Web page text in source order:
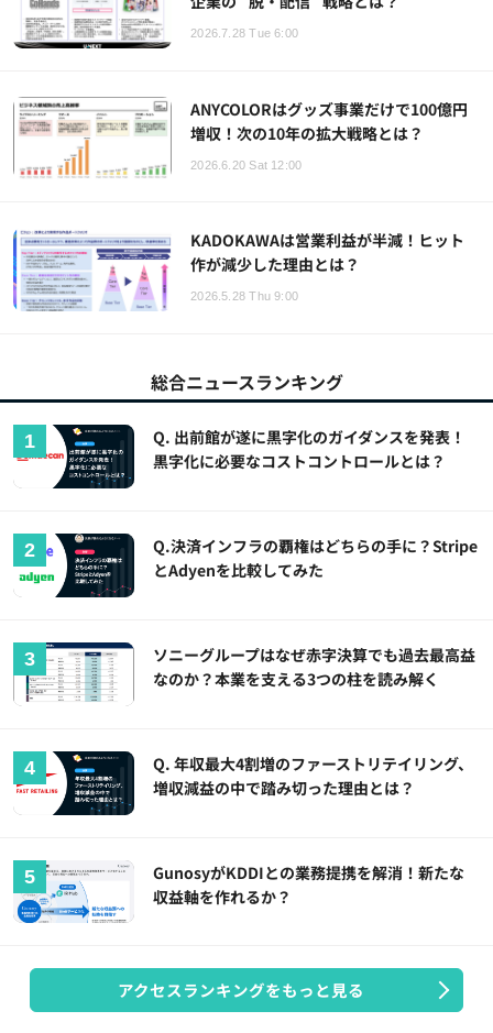
2026.7.28 Tue 6:00
ANYCOLORはグッズ事業だけで100億円
増収！次の10年の拡大戦略とは？
2026.6.20 Sat 12:00
KADOKAWAは営業利益が半減！ヒット
作が減少した理由とは？
2026.5.28 Thu 9:00
総合ニュースランキング
Q. 出前館が遂に黒字化のガイダンスを発表！
黒字化に必要なコストコントロールとは？
Q.決済インフラの覇権はどちらの手に？Stripe
とAdyenを比較してみた
ソニーグループはなぜ赤字決算でも過去最高益
なのか？本業を支える3つの柱を読み解く
Q. 年収最大4割増のファーストリテイリング、
増収減益の中で踏み切った理由とは？
GunosyがKDDIとの業務提携を解消！新たな
収益軸を作れるか？
アクセスランキングをもっと見る